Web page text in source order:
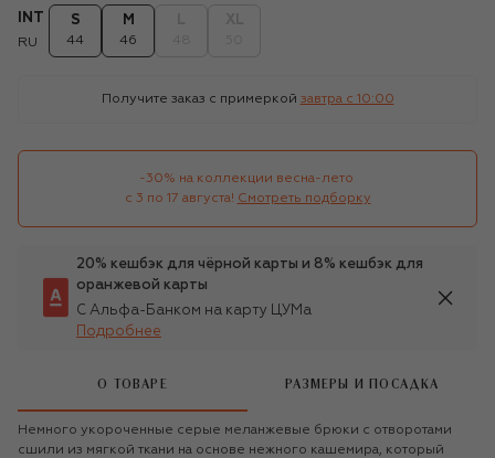
INT
RU
S
44
M
46
Получите заказ с примеркой завтра c 10:00
-30% на коллекции весна-лето
с 3 по 17 августа! Смотреть подборку
20% кешбэк для чёрной карты и 8% кешбэк для
оранжевой карты
С Альфа-Банком на карту ЦУМа
Подробнее
О ТОВАРЕ РАЗМЕРЫ И ПОСАДКА
Немного укороченные серые меланжевые брюки с отворотами
сшили из мягкой ткани на основе нежного кашемира, который